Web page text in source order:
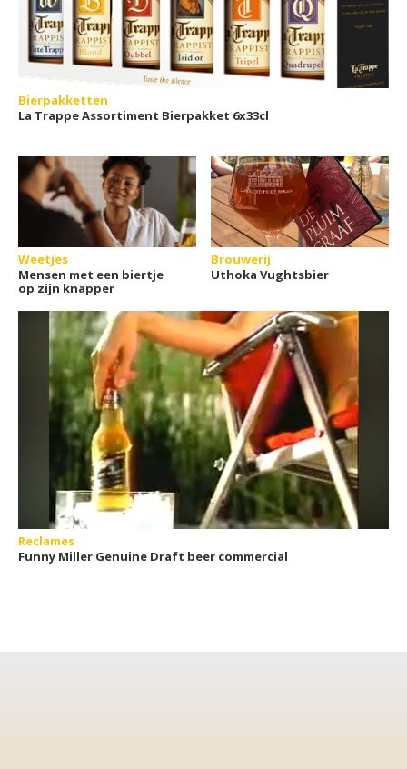
Bierpakketten
La Trappe Assortiment Bierpakket 6x33cl
Weetjes
Mensen met een biertje
op zijn knapper
Brouwerij
Uthoka Vughtsbier
Reclames
Funny Miller Genuine Draft beer commercial